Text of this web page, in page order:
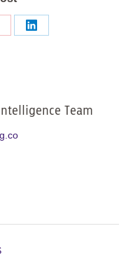
Share
Team